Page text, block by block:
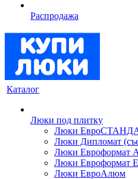
Распродажа
Каталог
Люки под плитку
Люки
Люки Дипломат
Люки Евроформат
Люки Евроформат
Люки ЕвроАлюм